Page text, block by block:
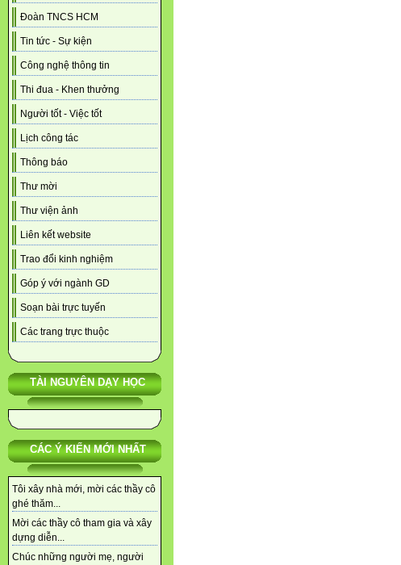
Đoàn TNCS HCM
Tin tức - Sự kiện
Công nghệ thông tin
Thi đua - Khen thưởng
Người tốt - Việc tốt
Lịch công tác
Thông báo
Thư mời
Thư viện ảnh
Liên kết website
Trao đổi kinh nghiệm
Góp ý với ngành GD
Soạn bài trực tuyến
Các trang trực thuộc
TÀI NGUYÊN DẠY HỌC
CÁC Ý KIẾN MỚI NHẤT
Tôi xây nhà mới, mời các thầy cô
ghé thăm...
Mời các thầy cô tham gia và xây
dựng diễn...
Chúc những người mẹ, người